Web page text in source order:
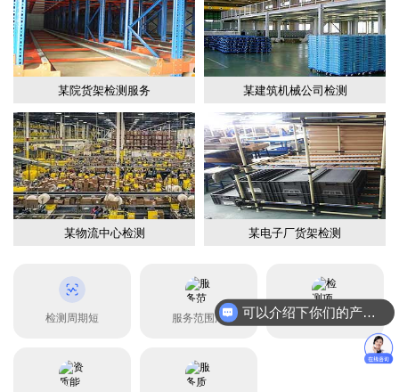
某院货架检测服务 某建筑机械公司检测
某物流中心检测 某电子厂货架检测
检测周期短 服务范围广 检测项目全 可以介绍下你们的产品么？